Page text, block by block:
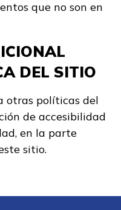
que no son en
DEL SITIO
otras políticas del
de accesibilidad
en la parte
sitio.